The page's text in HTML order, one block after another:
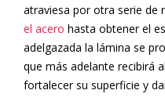
atraviesa por otra serie de
el acero hasta obtener el
adelgazada la lámina se
que más adelante recibirá
fortalecer su superficie y